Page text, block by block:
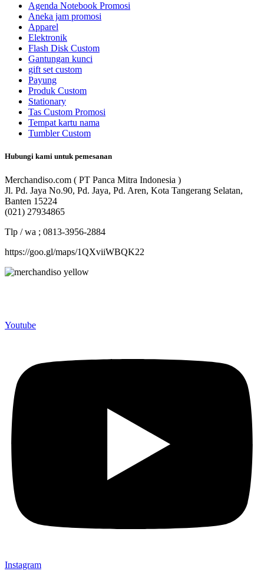
Agenda Notebook Promosi
Aneka jam promosi
Apparel
Elektronik
Flash Disk Custom
Gantungan kunci
gift set custom
Payung
Produk Custom
Stationary
Tas Custom Promosi
Tempat kartu nama
Tumbler Custom
Hubungi kami untuk pemesanan
Merchandiso.com ( PT Panca Mitra Indonesia )
Jl. Pd. Jaya No.90, Pd. Jaya, Pd. Aren, Kota Tangerang Selatan,
Banten 15224
(021) 27934865
Tlp / wa ; 0813-3956-2884
https://goo.gl/maps/1QXviiWBQK22
Youtube
Instagram